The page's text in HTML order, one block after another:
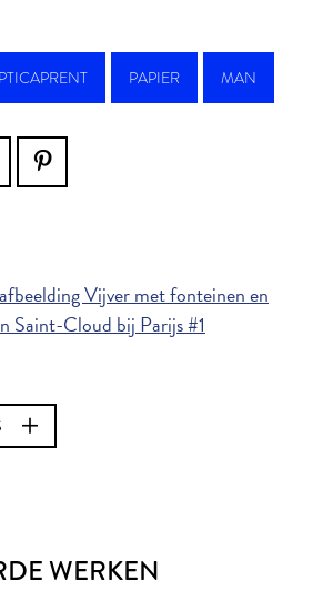
PAPIER MAN
Vijver met fonteinen en
Saint-Cloud bij Parijs #1
WERKEN